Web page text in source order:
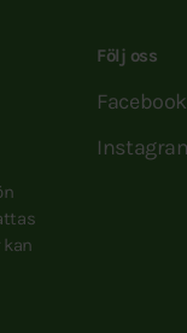
Följ oss
Facebook